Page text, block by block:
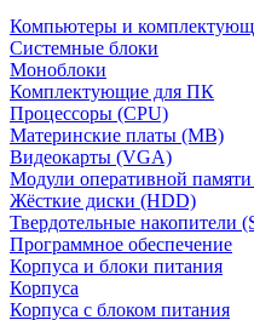
Компьютеры и
Системные блоки
Моноблоки
Комплектующие для ПК
Процессоры (CPU)
Материнские платы (MB)
Видеокарты (VGA)
Модули оперативной
Жёсткие диски (HDD)
Твердотельные накопители
Программное обеспечение
Корпуса и блоки питания
Корпуса
Корпуса с блоком питания